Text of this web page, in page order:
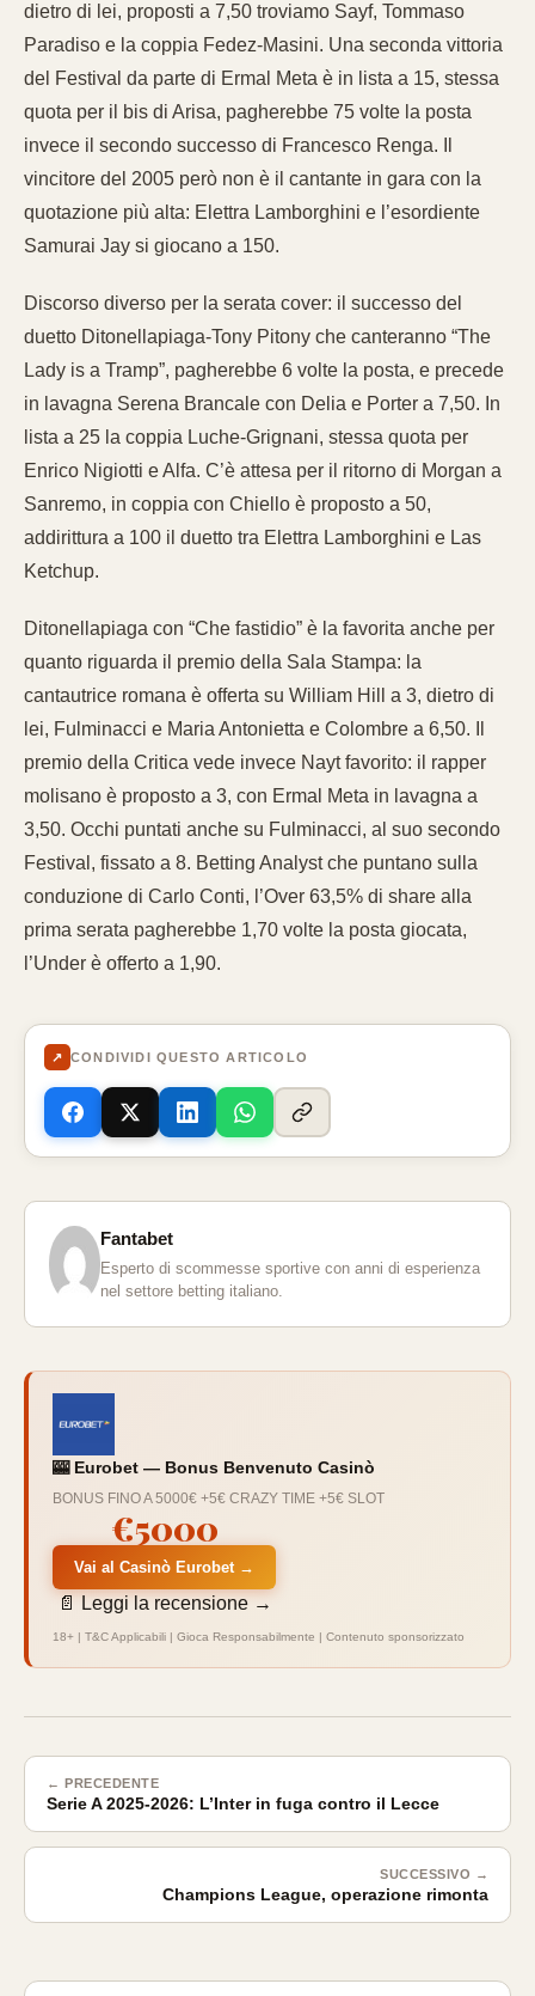
dietro di lei, proposti a 7,50 troviamo Sayf, Tommaso
Paradiso e la coppia Fedez-Masini. Una seconda vittoria
del Festival da parte di Ermal Meta è in lista a 15, stessa
quota per il bis di Arisa, pagherebbe 75 volte la posta
invece il secondo successo di Francesco Renga. Il
vincitore del 2005 però non è il cantante in gara con la
quotazione più alta: Elettra Lamborghini e l’esordiente
Samurai Jay si giocano a 150.
Discorso diverso per la serata cover: il successo del
duetto Ditonellapiaga-Tony Pitony che canteranno “The
Lady is a Tramp”, pagherebbe 6 volte la posta, e precede
in lavagna Serena Brancale con Delia e Porter a 7,50. In
lista a 25 la coppia Luche-Grignani, stessa quota per
Enrico Nigiotti e Alfa. C’è attesa per il ritorno di Morgan a
Sanremo, in coppia con Chiello è proposto a 50,
addirittura a 100 il duetto tra Elettra Lamborghini e Las
Ketchup.
Ditonellapiaga con “Che fastidio” è la favorita anche per
quanto riguarda il premio della Sala Stampa: la
cantautrice romana è offerta su William Hill a 3, dietro di
lei, Fulminacci e Maria Antonietta e Colombre a 6,50. Il
premio della Critica vede invece Nayt favorito: il rapper
molisano è proposto a 3, con Ermal Meta in lavagna a
3,50. Occhi puntati anche su Fulminacci, al suo secondo
Festival, fissato a 8. Betting Analyst che puntano sulla
conduzione di Carlo Conti, l’Over 63,5% di share alla
prima serata pagherebbe 1,70 volte la posta giocata,
l’Under è offerto a 1,90.
↗ CONDIVIDI QUESTO ARTICOLO
Fantabet
Esperto di scommesse sportive con anni di esperienza
nel settore betting italiano.
🎰 Eurobet — Bonus Benvenuto Casinò
BONUS FINO A 5000€ +5€ CRAZY TIME +5€ SLOT
€5000
Vai al Casinò Eurobet →
📄 Leggi la recensione →
18+ | T&C Applicabili | Gioca Responsabilmente | Contenuto sponsorizzato
← PRECEDENTE
Serie A 2025-2026: L’Inter in fuga contro il Lecce
SUCCESSIVO →
Champions League, operazione rimonta